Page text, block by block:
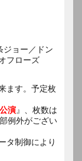
ジョー／ドン
フローズ
ます。予定枚
演』、枚数は
例外がござい
タ制御により